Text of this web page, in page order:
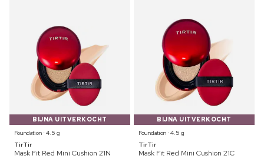
BIJNA UITVERKOCHT
Foundation ⋅ 4.5 g
TirTir
Mask Fit Red Mini Cushion 21N
BIJNA UITVERKOCHT
Foundation ⋅ 4.5 g
TirTir
Mask Fit Red Mini Cushion 21C